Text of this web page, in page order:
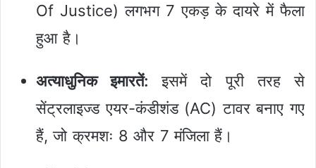
Of Justice) लगभग 7 एकड़ के दायरे में फैला
हुआ है।
अत्याधुनिक इमारतें: इसमें दो पूरी तरह से
सेंट्रलाइज्ड एयर-कंडीशंड (AC) टावर बनाए गए
हैं, जो क्रमशः 8 और 7 मंजिला हैं।